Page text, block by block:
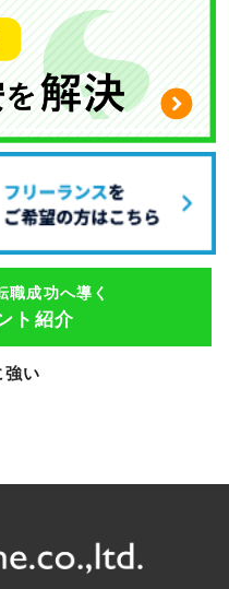
職成功へ導く
ト紹介
強い